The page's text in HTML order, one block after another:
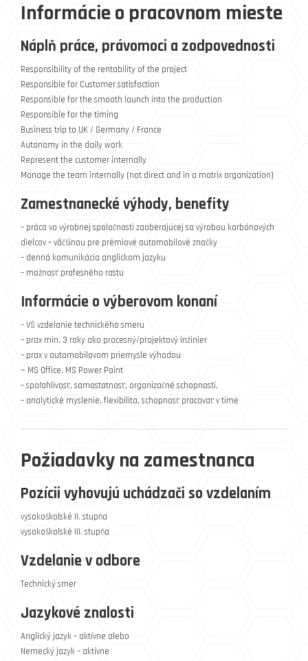
Informácie o pracovnom mieste
Náplň práce, právomoci a zodpovednosti
Responsibility of the rentability of the project
Responsible for Customer satisfaction
Responsible for the smooth launch into the production
Responsible for the timing
Business trip to UK / Germany / France
Autonomy in the daily work
Represent the customer internally
Manage the team internally (not direct and in a matrix organization)
Zamestnanecké výhody, benefity
– práca vo výrobnej spoločnosti zaoberajúcej sa výrobou karbónových
dielcov – väčšinou pre prémiové automobilové značky
– denná komunikácia anglickom jazyku
– možnosť profesného rastu
Informácie o výberovom konaní
– VŠ vzdelanie technického smeru
– prax min. 3 roky ako procesný/projektový inžinier
– prax v automobilovom priemysle výhodou
— MS Office, MS Power Point
– spoľahlivosť, samostatnosť, organizačné schopnosti,
– analytické myslenie, flexibilita, schopnosť pracovať v tíme
Požiadavky na zamestnanca
Pozícii vyhovujú uchádzači so vzdelaním
vysokoškolské II. stupňa
vysokoškolské III. stupňa
Vzdelanie v odbore
Technický smer
Jazykové znalosti
Anglický jazyk – aktívne alebo
Nemecký jazyk – aktívne